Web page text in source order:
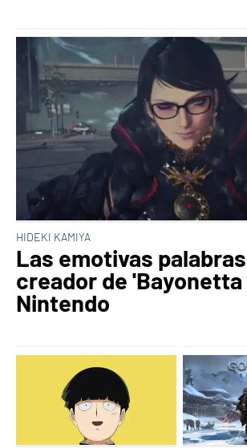
HIDEKI KAMIYA
Las emotivas
creador de 'Bayonetta
Nintendo